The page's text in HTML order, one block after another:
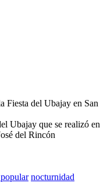
Ubajay que se realizó en
del Rincón
nocturnidad